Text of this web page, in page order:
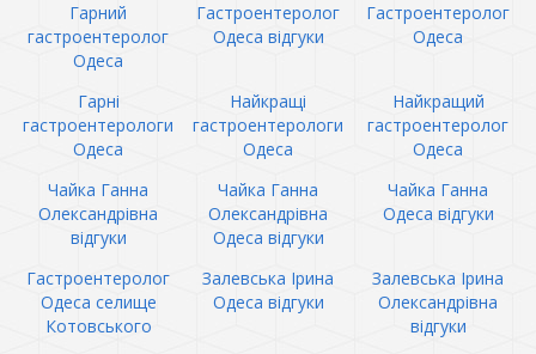
Гарний
гастроентеролог
Одеса
Гастроентеролог
Одеса відгуки
Гастроентеролог
Одеса
Гарні
гастроентерологи
Одеса
Найкращі
гастроентерологи
Одеса
Найкращий
гастроентеролог
Одеса
Чайка Ганна
Олександрівна
відгуки
Чайка Ганна
Олександрівна
Одеса відгуки
Чайка Ганна
Одеса відгуки
Гастроентеролог
Одеса селище
Котовського
Залевська Ірина
Одеса відгуки
Залевська Ірина
Олександрівна
відгуки